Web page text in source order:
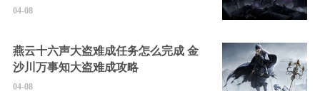
04-08
燕云十六声大盗难成任务怎么完成 金
沙川万事知大盗难成攻略
04-08